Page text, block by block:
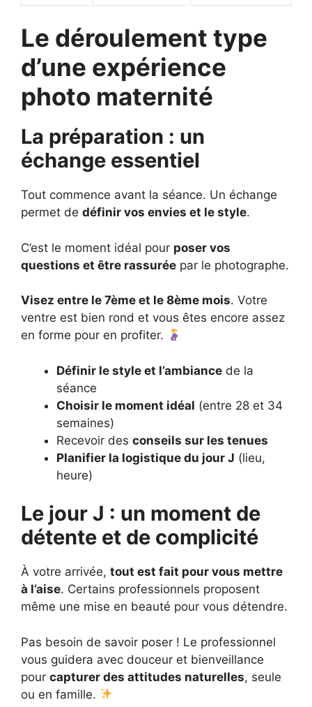
Le déroulement type
d’une expérience
photo maternité
La préparation : un
échange essentiel
Tout commence avant la séance. Un échange
permet de définir vos envies et le style.
C’est le moment idéal pour poser vos
questions et être rassurée par le photographe.
Visez entre le 7ème et le 8ème mois. Votre
ventre est bien rond et vous êtes encore assez
en forme pour en profiter.
Définir le style et l’ambiance de la
séance
Choisir le moment idéal (entre 28 et 34
semaines)
Recevoir des conseils sur les tenues
Planifier la logistique du jour J (lieu,
heure)
Le jour J : un moment de
détente et de complicité
À votre arrivée, tout est fait pour vous mettre
à l’aise. Certains professionnels proposent
même une mise en beauté pour vous détendre.
Pas besoin de savoir poser ! Le professionnel
vous guidera avec douceur et bienveillance
pour capturer des attitudes naturelles, seule
ou en famille.